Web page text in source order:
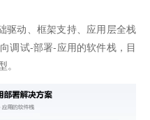
驱动、框架支持、应用层全栈
调试-部署-应用的软件栈，目